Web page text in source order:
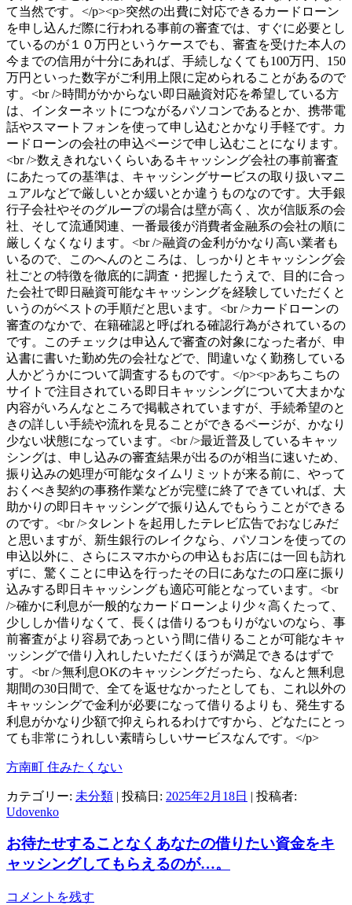
て当然です。</p><p>突然の出費に対応できるカードローン
を申し込んだ際に行われる事前の審査では、すぐに必要とし
ているのが１０万円というケースでも、審査を受けた本人の
今までの信用が十分にあれば、手続しなくても100万円、150
万円といった数字がご利用上限に定められることがあるので
す。<br />時間がかからない即日融資対応を希望している方
は、インターネットにつながるパソコンであるとか、携帯電
話やスマートフォンを使って申し込むとかなり手軽です。カ
ードローンの会社の申込ページで申し込むことになります。
<br />数えきれないくらいあるキャッシング会社の事前審査
にあたっての基準は、キャッシングサービスの取り扱いマニ
ュアルなどで厳しいとか緩いとか違うものなのです。大手銀
行子会社やそのグループの場合は壁が高く、次が信販系の会
社、そして流通関連、一番最後が消費者金融系の会社の順に
厳しくなくなります。<br />融資の金利がかなり高い業者も
いるので、このへんのところは、しっかりとキャッシング会
社ごとの特徴を徹底的に調査・把握したうえで、目的に合っ
た会社で即日融資可能なキャッシングを経験していただくと
いうのがベストの手順だと思います。<br />カードローンの
審査のなかで、在籍確認と呼ばれる確認行為がされているの
です。このチェックは申込んで審査の対象になった者が、申
込書に書いた勤め先の会社などで、間違いなく勤務している
人かどうかについて調査するものです。</p><p>あちこちの
サイトで注目されている即日キャッシングについて大まかな
内容がいろんなところで掲載されていますが、手続希望のと
きの詳しい手続や流れを見ることができるページが、かなり
少ない状態になっています。<br />最近普及しているキャッ
シングは、申し込みの審査結果が出るのが相当に速いため、
振り込みの処理が可能なタイムリミットが来る前に、やって
おくべき契約の事務作業などが完璧に終了できていれば、大
助かりの即日キャッシングで振り込んでもらうことができる
のです。<br />タレントを起用したテレビ広告でおなじみだ
と思いますが、新生銀行のレイクなら、パソコンを使っての
申込以外に、さらにスマホからの申込もお店には一回も訪れ
ずに、驚くことに申込を行ったその日にあなたの口座に振り
込みする即日キャッシングも適応可能となっています。<br
/>確かに利息が一般的なカードローンより少々高くたって、
少ししか借りなくて、長くは借りるつもりがないのなら、事
前審査がより容易であっという間に借りることが可能なキャ
ッシングで借り入れしたいただくほうが満足できるはずで
す。<br />無利息OKのキャッシングだったら、なんと無利息
期間の30日間で、全てを返せなかったとしても、これ以外の
キャッシングで金利が必要になって借りるよりも、発生する
利息がかなり少額で抑えられるわけですから、どなたにとっ
ても非常にうれしい素晴らしいサービスなんです。</p>
方南町 住みたくない
カテゴリー: 未分類 | 投稿日: 2025年2月18日 | 投稿者:
Udovenko
お待たせすることなくあなたの借りたい資金をキ
ャッシングしてもらえるのが…。
コメントを残す